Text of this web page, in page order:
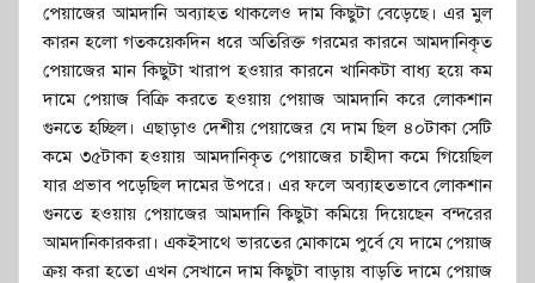
পেয়াজের আমদানি অব্যাহত থাকলেও দাম কিছুটা বেড়েছে। এর মুল
কারন হলো গতকয়েকদিন ধরে অতিরিক্ত গরমের কারনে আমদানিকৃত
পেয়াজের মান কিছুটা খারাপ হওয়ার কারনে খানিকটা বাধ্য হয়ে কম
দামে পেয়াজ বিক্রি করতে হওয়ায় পেয়াজ আমদানি করে লোকশান
গুনতে হচ্ছিল। এছাড়াও দেশীয় পেয়াজের যে দাম ছিল ৪০টাকা সেটি
কমে ৩৫টাকা হওয়ায় আমদানিকৃত পেয়াজের চাহীদা কমে গিয়েছিল
যার প্রভাব পড়েছিল দামের উপরে। এর ফলে অব্যাহতভাবে লোকশান
গুনতে হওয়ায় পেয়াজের আমদানি কিছুটা কমিয়ে দিয়েছেন বন্দরের
আমদানিকারকরা। একইসাথে ভারতের মোকামে পুর্বে যে দামে পেয়াজ
ক্রয় করা হতো এখন সেখানে দাম কিছুটা বাড়ায় বাড়তি দামে পেয়াজ